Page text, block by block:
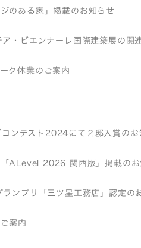
のある家」掲載のお知らせ
ア・ビエンナーレ国際建築展の
ク休業のご案内
コンテスト2024にて２邸入賞のお
ALevel 2026 関西版」掲載のお
ンプリ「三ツ星工務店」認定の
案内